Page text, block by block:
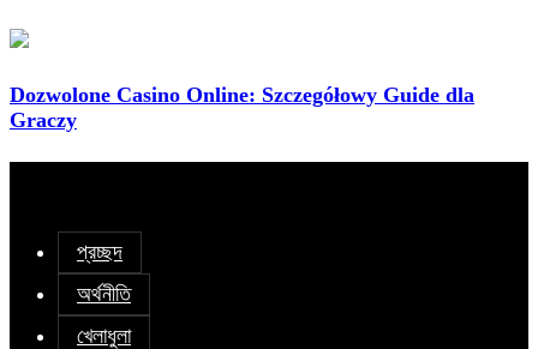
Dozwolone Casino Online: Szczegółowy Guide dla
Graczy
প্রচ্ছদ
অর্থনীতি
খেলাধুলা